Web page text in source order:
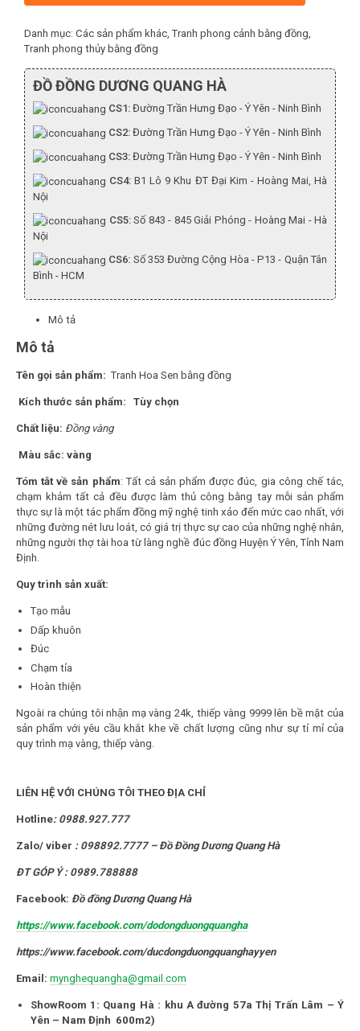
Danh mục: Các sản phẩm khác,Tranh phong cảnh bằng đồng,
Tranh phong thủy bằng đồng
ĐỒ ĐỒNG DƯƠNG QUANG HÀ
CS1: Đường Trần Hưng Đạo - Ý Yên - Ninh Bình
CS2: Đường Trần Hưng Đạo - Ý Yên - Ninh Bình
CS3: Đường Trần Hưng Đạo - Ý Yên - Ninh Bình
CS4: B1 Lô 9 Khu ĐT Đại Kim - Hoàng Mai, Hà
Nội
CS5:Số 843 - 845 Giải Phóng - Hoàng Mai - Hà
Nội
CS6: Số 353 Đường Cộng Hòa - P13 - Quận Tân
Bình - HCM
Mô tả
Mô tả
Tên gọi sản phẩm: Tranh Hoa Sen bằng đồng
Kích thước sản phẩm: Tùy chọn
Chất liệu: Đồng vàng
Màu sắc: vàng
Tóm tắt về sản phẩm: Tất cả sản phẩm được đúc, gia công chế tác,
chạm khảm tất cả đều được làm thủ công bằng tay mỗi sản phẩm
thực sự là một tác phẩm đồng mỹ nghệ tinh xảo đến mức cao nhất, với
những đường nét lưu loát, có giá trị thực sự cao của những nghệ nhân,
những người thợ tài hoa từ làng nghề đúc đồng Huyện Ý Yên, Tỉnh Nam
Định.
Quy trình sản xuất:
Tạo mẫu
Dấp khuôn
Đúc
Chạm tỉa
Hoàn thiện
Ngoài ra chúng tôi nhận mạ vàng 24k, thiếp vàng 9999 lên bề mặt của
sản phẩm với yêu cầu khắt khe về chất lượng cũng như sự tỉ mỉ của
quy trình mạ vàng, thiếp vàng.
LIÊN HỆ VỚI CHÚNG TÔI THEO ĐỊA CHỈ
Hotline: 0988.927.777
Zalo/ viber : 098892.7777 – Đồ Đồng Dương Quang Hà
ĐT GÓP Ý : 0989.788888
Facebook: Đồ đồng Dương Quang Hà
https://www.facebook.com/dodongduongquangha
https://www.facebook.com/ducdongduongquanghayyen
Email: mynghequangha@gmail.com
ShowRoom 1: Quang Hà : khu A đường 57a Thị Trấn Lâm – Ý
Yên – Nam Định 600m2)